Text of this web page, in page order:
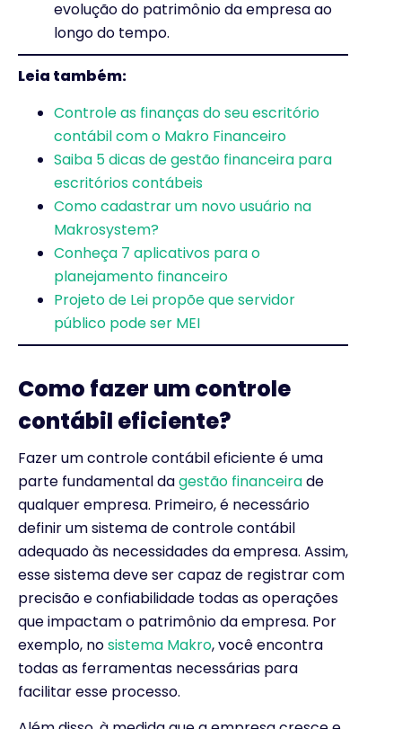
evolução do patrimônio da empresa ao
longo do tempo.
Leia também:
Controle as finanças do seu escritório
contábil com o Makro Financeiro
Saiba 5 dicas de gestão financeira para
escritórios contábeis
Como cadastrar um novo usuário na
Makrosystem?
Conheça 7 aplicativos para o
planejamento financeiro
Projeto de Lei propõe que servidor
público pode ser MEI
Como fazer um controle
contábil eficiente?
Fazer um controle contábil eficiente é uma
parte fundamental dagestão financeirade
qualquer empresa. Primeiro, é necessário
definir um sistema de controle contábil
adequado às necessidades da empresa. Assim,
esse sistema deve ser capaz de registrar com
precisão e confiabilidade todas as operações
que impactam o patrimônio da empresa. Por
exemplo, nosistema Makro, você encontra
todas as ferramentas necessárias para
facilitar esse processo.